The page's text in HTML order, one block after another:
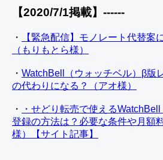
【2020/7/1掲載】------
・
【緊急配信】モノレート代替案
（もりもとら様）
・ WatchBell（ウォッチベル）β版
の代わりになる？（アオ様）
・
・せどり転売で使える
登録の方法は？必要な条件や月額
様）【サイト記事】